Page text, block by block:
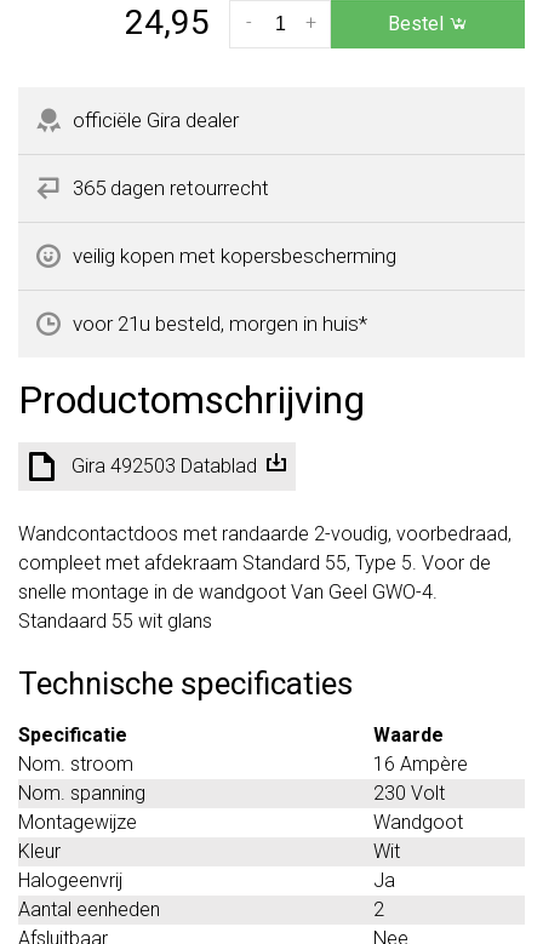
24,95 +
- Bestel
officiële Gira dealer
365 dagen retourrecht
veilig kopen met kopersbescherming
voor 21u besteld, morgen in huis*
Productomschrijving
Gira 492503 Datablad
Wandcontactdoos met randaarde 2-voudig, voorbedraad,
compleet met afdekraam Standard 55, Type 5. Voor de
snelle montage in de wandgoot Van Geel GWO-4.
Standaard 55 wit glans
Technische specificaties
Specificatie
Waarde
Nom. stroom
16 Ampère
Nom. spanning
230 Volt
Montagewijze
Wandgoot
Kleur
Wit
Halogeenvrij
Ja
Aantal eenheden
2
Afsluitbaar
Nee